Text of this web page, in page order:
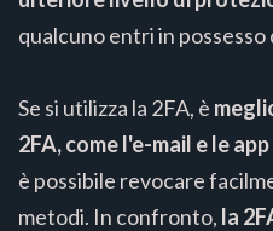
qualcuno entri in
Se si utilizza la 2FA, è
2FA, come l'e-mail e le
è possibile revocare
metodi. In confronto, la